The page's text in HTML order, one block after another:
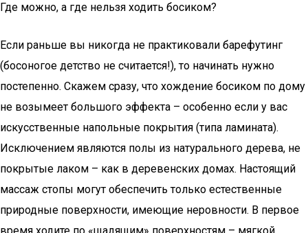
Где можно, а где нельзя ходить босиком?
Если раньше вы никогда не практиковали барефутинг
(босоногое детство не считается!), то начинать нужно
постепенно. Скажем сразу, что хождение босиком по дому
не возымеет большого эффекта – особенно если у вас
искусственные напольные покрытия (типа ламината).
Исключением являются полы из натурального дерева, не
покрытые лаком – как в деревенских домах. Настоящий
массаж стопы могут обеспечить только естественные
природные поверхности, имеющие неровности. В первое